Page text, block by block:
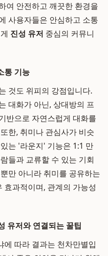
여 안전하고 깨끗한 환경을
사용자들은 안심하고 소통
진성 유저 중심의 커뮤니
통 기능
것도 위피의 강점입니다.
대화가 아닌, 상대방의 프
반으로 자연스럽게 대화를
한, 취미나 관심사가 비슷
는 '라운지' 기능은 1:1 만
들과 교류할 수 있는 기회
만 아니라 취미를 공유하는
과적이며, 관계의 가능성
유저와 연결되는 꿀팁
에 따라 결과는 천차만별입